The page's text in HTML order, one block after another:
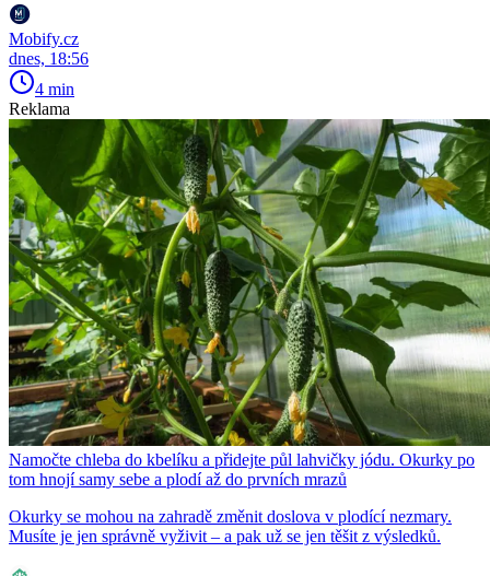
Mobify.cz
dnes, 18:56
4 min
Reklama
Namočte chleba do kbelíku a přidejte půl lahvičky jódu. Okurky po
tom hnojí samy sebe a plodí až do prvních mrazů
Okurky se mohou na zahradě změnit doslova v plodící nezmary.
Musíte je jen správně vyživit – a pak už se jen těšit z výsledků.